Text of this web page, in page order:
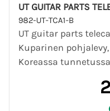
UT GUITAR PARTS
982-UT-TCA1-B
UT guitar parts
Kuparinen
Koreassa